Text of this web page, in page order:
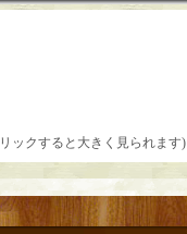
ックすると大きく見られます)